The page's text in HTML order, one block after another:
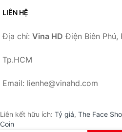
LIÊN HỆ
Địa chỉ: Vina HD Điện Biên Phủ,
Tp.HCM
Email: lienhe@vinahd.com
Liên kết hữu ích: Tỷ giá, The Face
Coin